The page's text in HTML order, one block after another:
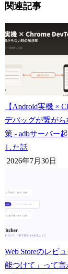
関連記事
【Android実機 ×
デバッグが繋が
策 - adbサーバー
した話
2026年7月30日
Web Storeのレビ
能つけて」って